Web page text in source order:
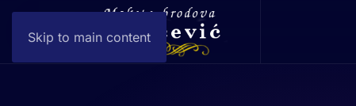
Skip to main content